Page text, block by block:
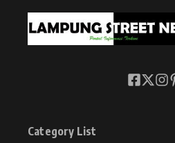
Category List